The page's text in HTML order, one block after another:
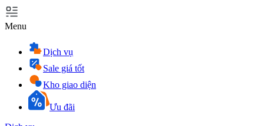
Menu
Dịch vụ
Sale giá tốt
Kho giao diện
Ưu đãi